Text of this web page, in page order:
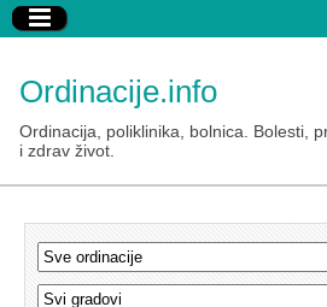
Ordinacije.info
Ordinacija, poliklinika, bolnica. Bolesti,
i zdrav život.